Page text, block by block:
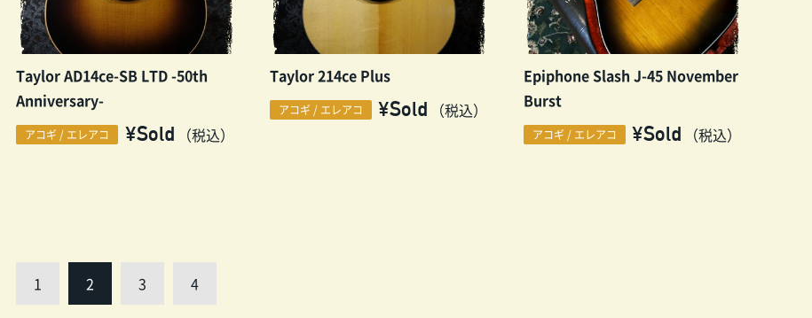
Taylor AD14ce-SB LTD -50th
Anniversary-
アコギ / エレアコ ¥Sold （税込）
Taylor 214ce Plus
アコギ / エレアコ ¥Sold （税込）
Epiphone Slash J-45 November
Burst
アコギ / エレアコ ¥Sold （税込）
1 2 3 4